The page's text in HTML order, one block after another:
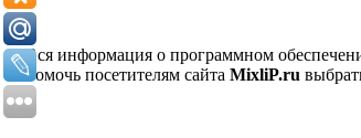
Вся информация о программном
помочь посетителям сайта MixliP.ru